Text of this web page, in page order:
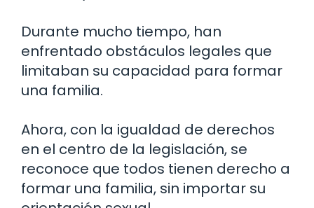
Durante mucho tiempo, han
enfrentado obstáculos legales que
limitaban su capacidad para formar
una familia.
Ahora, con la igualdad de derechos
en el centro de la legislación, se
reconoce que todos tienen derecho a
formar una familia, sin importar su